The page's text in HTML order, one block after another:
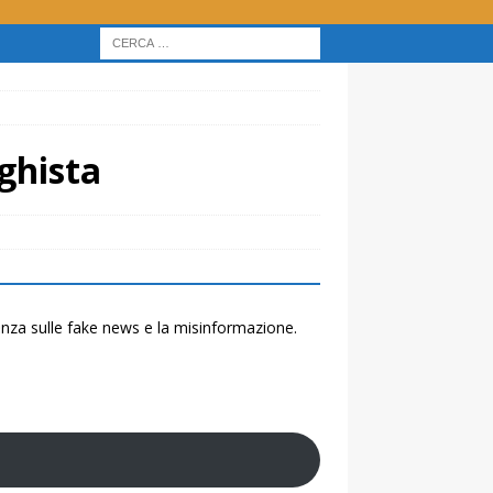
sulle fake news e la misinformazione.